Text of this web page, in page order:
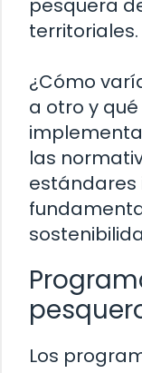
pesquera
territoriales.
¿Cómo
a otro y
las
estándares
Los